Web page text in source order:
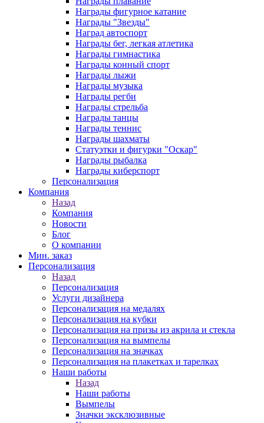
Награды фигурное катание
Награды "Звезды"
Наград автоспорт
Награды бег, легкая атлетика
Награды гимнастика
Награды конный спорт
Награды лыжи
Награды музыка
Награды регби
Награды стрельба
Награды танцы
Награды теннис
Награды шахматы
Статуэтки и фигурки "Оскар"
Награды рыбалка
Награды киберспорт
Персонализация
Компания
Назад
Компания
Новости
Блог
О компании
Мин. заказ
Персонализация
Назад
Персонализация
Услуги дизайнера
Персонализация на медалях
Персонализация на кубки
Персонализация на призы из акрила и стекла
Персонализация на вымпелы
Персонализация на значках
Персонализация на плакетках и тарелках
Наши работы
Назад
Наши работы
Вымпелы
Значки эксклюзивные